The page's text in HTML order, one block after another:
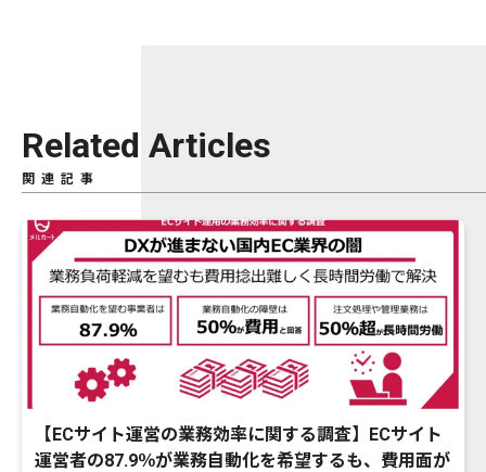
Related Articles
関連記事
【ECサイト運営の業務効率に関する調査】ECサイト
運営者の87.9％が業務自動化を希望するも、費用面が